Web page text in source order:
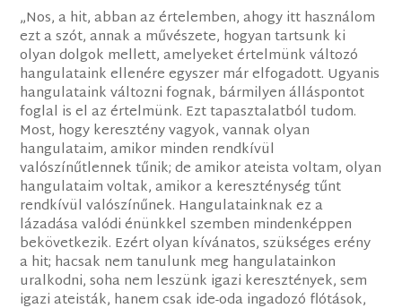
„Nos, a hit, abban az értelemben, ahogy itt használom
ezt a szót, annak a művészete, hogyan tartsunk ki
olyan dolgok mellett, amelyeket értelmünk változó
hangulataink ellenére egyszer már elfogadott. Ugyanis
hangulataink változni fognak, bármilyen álláspontot
foglal is el az értelmünk. Ezt tapasztalatból tudom.
Most, hogy keresztény vagyok, vannak olyan
hangulataim, amikor minden rendkívül
valószínűtlennek tűnik; de amikor ateista voltam, olyan
hangulataim voltak, amikor a kereszténység tűnt
rendkívül valószínűnek. Hangulatainknak ez a
lázadása valódi énünkkel szemben mindenképpen
bekövetkezik. Ezért olyan kívánatos, szükséges erény
a hit; hacsak nem tanulunk meg hangulatainkon
uralkodni, soha nem leszünk igazi keresztények, sem
igazi ateisták, hanem csak ide-oda ingadozó flótások,